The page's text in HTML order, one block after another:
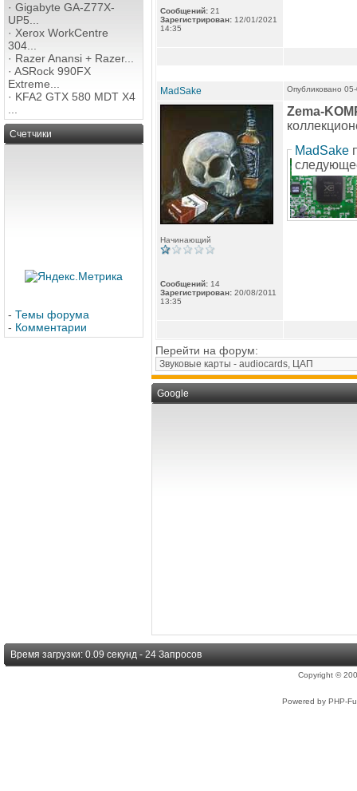
· Gigabyte GA-Z77X-
UP5...
· Xerox WorkCentre
304...
· Razer Anansi + Razer...
· ASRock 990FX
Extreme...
· KFA2 GTX 580 MDT X4
Счетчики
- Темы форума
- Комментарии
Сообщений: 21
Зарегистрирован: 12/01/2021
14:35
MadSake Опубликовано
Начинающий
Сообщений: 14
Зарегистрирован: 20/08/2011
13:35
Zema-
MadSake
Перейти на форум:
Google
Время загрузки: 0.09 секунд - 24 Запросов
Copyright ©
Powered by PHP-